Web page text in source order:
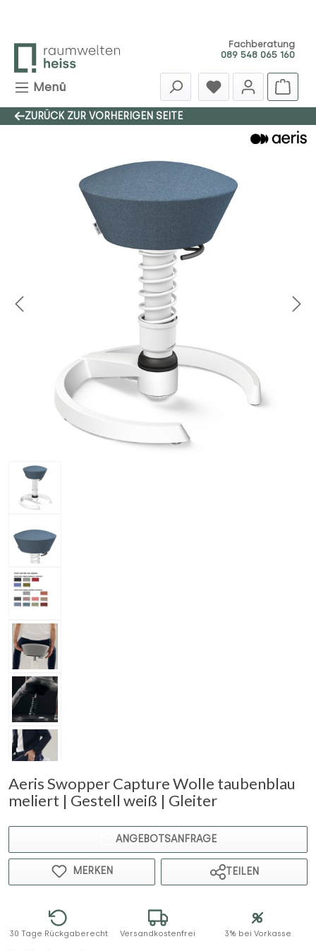
Fachberatung
089 548 065 160
Menü
ZURÜCK ZUR VORHERIGEN SEITE
Aeris Swopper Capture Wolle taubenblau
meliert | Gestell weiß | Gleiter
Bildergalerie überspringen
ANGEBOTSANFRAGE
MERKEN TEILEN
30 Tage Rückgaberecht Versandkostenfrei 3% bei Vorkasse